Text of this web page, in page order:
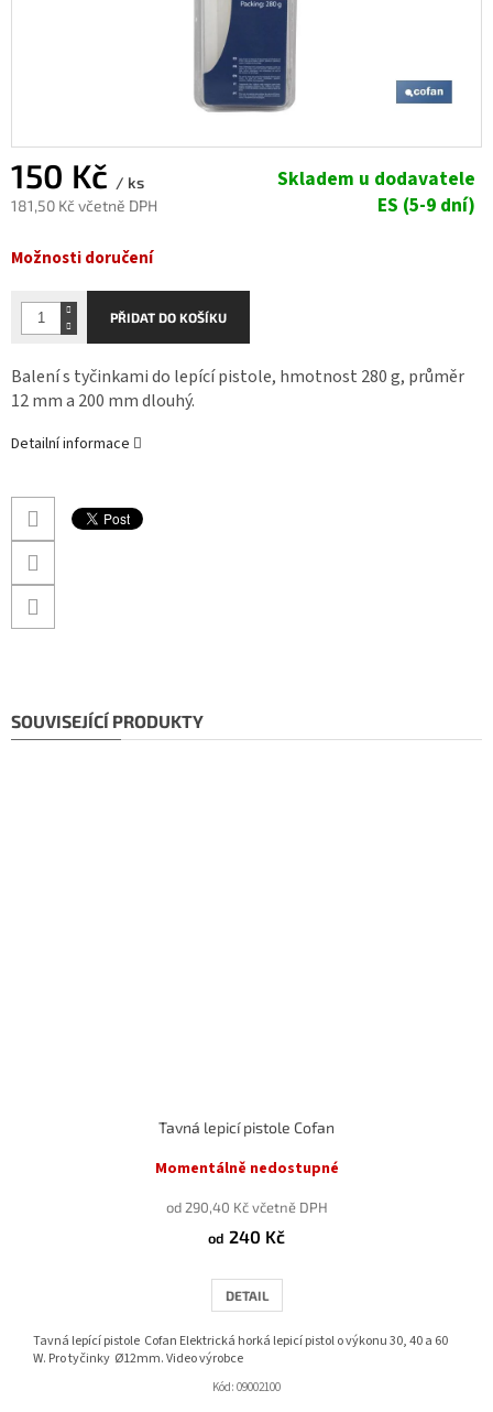
150 Kč / ks
181,50 Kč včetně DPH
cena:
Skladem u dodavatele
ES (5-9 dní)
Možnosti doručení
PŘIDAT DO KOŠÍKU
Balení s tyčinkami do lepící pistole, hmotnost 280 g, průměr
12 mm a 200 mm dlouhý.
Detailní informace
SOUVISEJÍCÍ PRODUKTY
Tavná lepicí pistole Cofan
Momentálně nedostupné
od 290,40 Kč včetně DPH
od 240 Kč
DETAIL
Tavná lepící pistole Cofan Elektrická horká lepicí pistol o výkonu 30, 40 a 60
W. Pro tyčinky Ø12mm. Video výrobce
Kód: 09002100